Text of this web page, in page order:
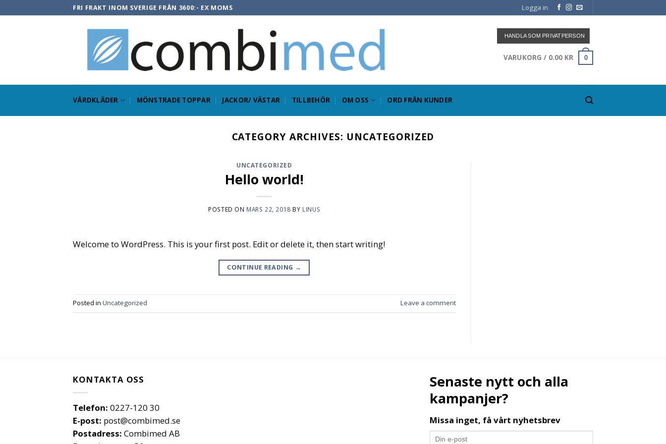
to
FRI FRAKT INOM SVERIGE FRÅN 3600:- EX MOMS Logga in
HANDLA SOM PRIVATPERSON
VARUKORG / 0.00 KR 0
VÅRDKLÄDER MÖNSTRADE TOPPAR JACKOR/ VÄSTAR TILLBEHÖR OM OSS ORD FRÅN KUNDER
CATEGORY ARCHIVES: UNCATEGORIZED
UNCATEGORIZED
Hello world!
POSTED ON MARS 22, 2018 BY LINUS
Welcome to WordPress. This is your first post. Edit or delete it, then start writing!
CONTINUE READING →
Posted in Uncategorized Leave a comment
KONTAKTA OSS
Telefon: 0227-120 30
E-post: post@combimed.se
Postadress: Combimed AB
Senaste nytt och alla
kampanjer?
Missa inget, få vårt nyhetsbrev